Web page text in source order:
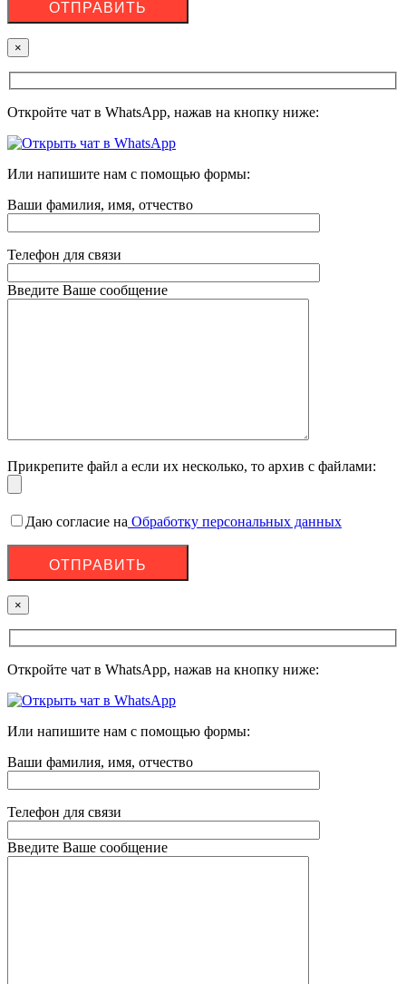
×
Откройте чат в WhatsApp, нажав на кнопку ниже:
Или напишите нам с помощью формы:
Ваши фамилия, имя, отчество
Телефон для связи
Введите Ваше сообщение
Прикрепите файл а если их несколько, то архив с файлами:
Даю согласие на Обработку персональных данных
×
Откройте чат в WhatsApp, нажав на кнопку ниже:
Или напишите нам с помощью формы:
Ваши фамилия, имя, отчество
Телефон для связи
Введите Ваше сообщение